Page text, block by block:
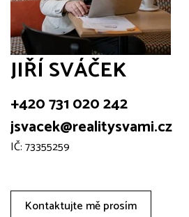
JIŘÍ SVÁČEK
+420 731 020 242
jsvacek@realitysvami.cz
IČ: 73355259
Kontaktujte mě prosím